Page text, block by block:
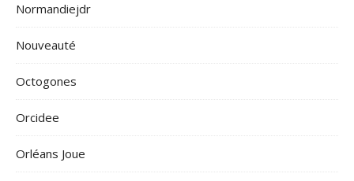
Normandiejdr
Nouveauté
Octogones
Orcidee
Orléans Joue